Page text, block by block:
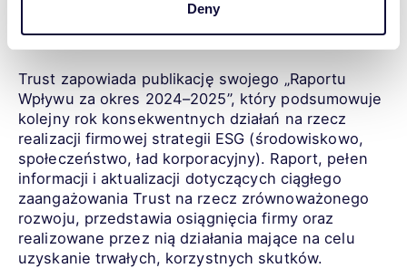
Deny
Wyróżniając się poprzez zrównoważony rozwój –
Raport Wpływu firmy Trust za okres 2024-2025.
Trust zapowiada publikację swojego „Raportu
Wpływu za okres 2024–2025”, który podsumowuje
kolejny rok konsekwentnych działań na rzecz
realizacji firmowej strategii ESG (środowiskowo,
społeczeństwo, ład korporacyjny). Raport, pełen
informacji i aktualizacji dotyczących ciągłego
zaangażowania Trust na rzecz zrównoważonego
rozwoju, przedstawia osiągnięcia firmy oraz
realizowane przez nią działania mające na celu
uzyskanie trwałych, korzystnych skutków.